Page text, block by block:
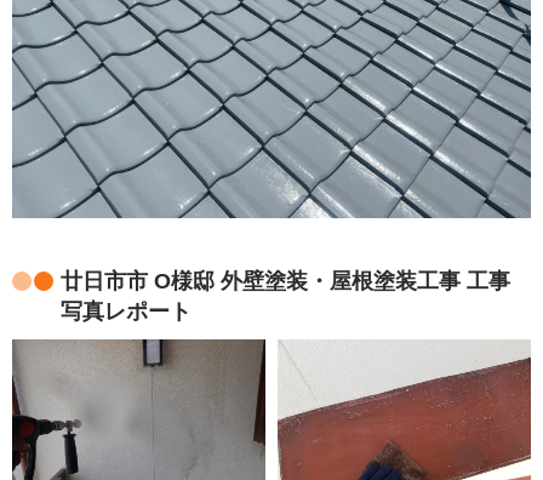
廿日市市 O様邸 外壁塗装・屋根塗装工事 工事
写真レポート